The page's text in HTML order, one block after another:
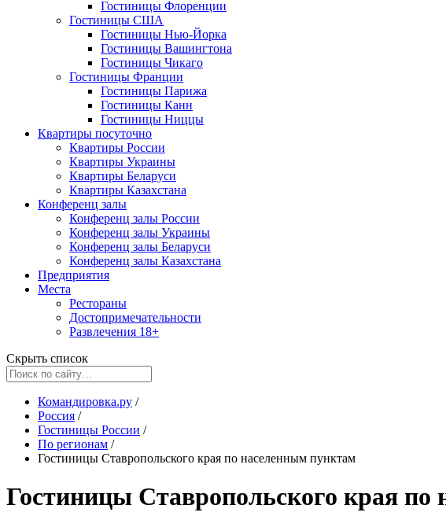
Гостиницы Флоренции
Гостиницы США
Гостиницы Нью-Йорка
Гостиницы Вашингтона
Гостиницы Чикаго
Гостиницы Франции
Гостиницы Парижа
Гостиницы Канн
Гостиницы Ниццы
Квартиры посуточно
Квартиры России
Квартиры Украины
Квартиры Беларуси
Квартиры Казахстана
Конференц залы
Конференц залы России
Конференц залы Украины
Конференц залы Беларуси
Конференц залы Казахстана
Предприятия
Места
Рестораны
Достопримечательности
Развлечения 18+
Скрыть список
Командировка.ру /
Россия /
Гостиницы России /
По регионам /
Гостиницы Ставропольского края по населенным пунктам
Гостиницы Ставропольского края по